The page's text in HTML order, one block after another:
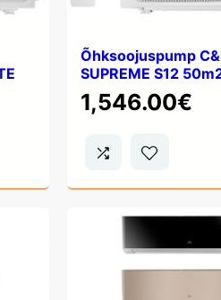
Õhksoojuspump
SUPREME S12
1,546.00€